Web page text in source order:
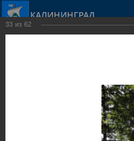
КАЛИНИНГРАД
Скульптуры и мемориалы
33 из 62